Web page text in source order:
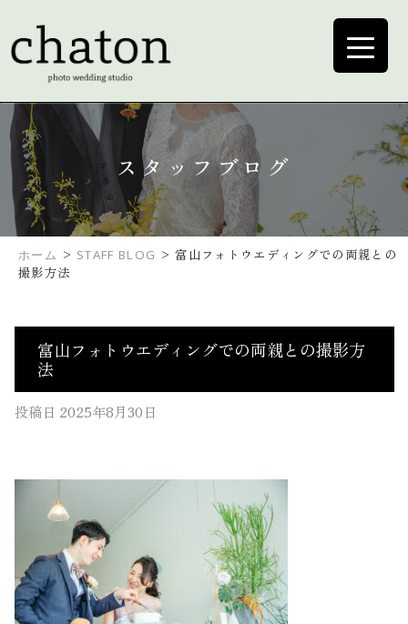
スタッフブログ
ホーム > STAFF BLOG >富山フォトウエディングでの両親との
撮影方法
富山フォトウエディングでの両親との撮影方
法
投稿日 2025年8月30日